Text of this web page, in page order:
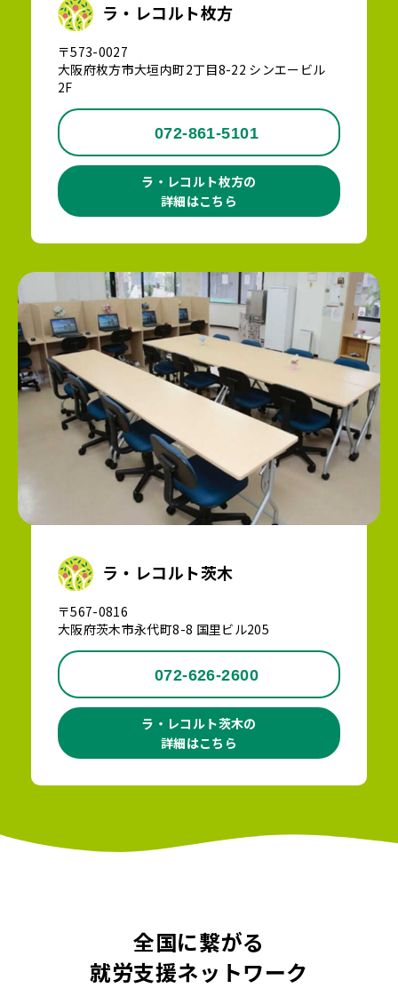
ラ・レコルト枚方
〒573-0027
大阪府枚方市大垣内町2丁目8-22 シンエービル
2F
072-861-5101
ラ・レコルト枚方の
詳細はこちら
ラ・レコルト茨木
〒567-0816
大阪府茨木市永代町8-8 国里ビル205
072-626-2600
ラ・レコルト茨木の
詳細はこちら
全国に繋がる
就労支援ネットワーク